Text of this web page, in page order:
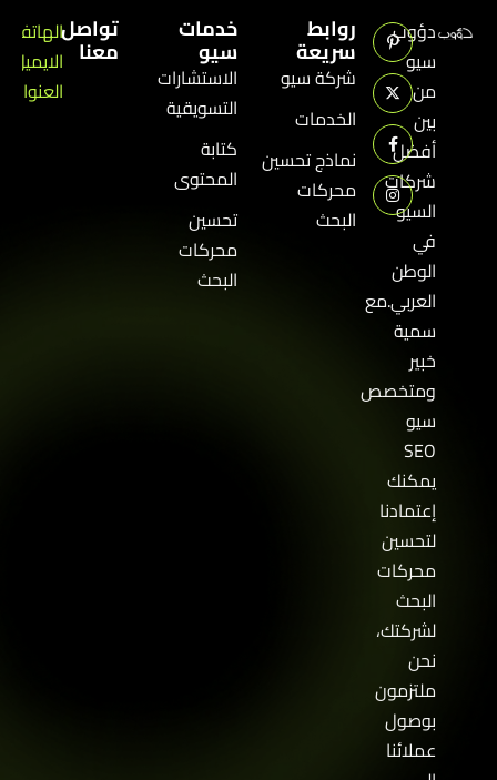
دؤوب
أفضل
شركات
الوطن
العربي.مع
ومتخصص
يمكنك
إعتمادنا
لتحسين
محركات
لشركتك،
ملتزمون
بوصول
عملائنا
روابط
سريعة
شركة سيو
الخدمات
نماذج تحسين
محركات
البحث
خدمات
الاستشارات
التسويقية
كتابة
المحتوى
تحسين
محركات
تواصلالهاتف:+21363971259
الايميل:
العنوان:شارع